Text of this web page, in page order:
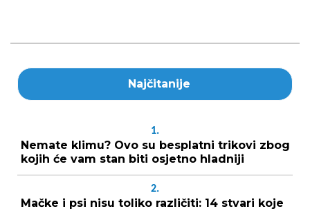
Najčitanije
1.
Nemate klimu? Ovo su besplatni trikovi zbog
kojih će vam stan biti osjetno hladniji
2.
Mačke i psi nisu toliko različiti: 14 stvari koje